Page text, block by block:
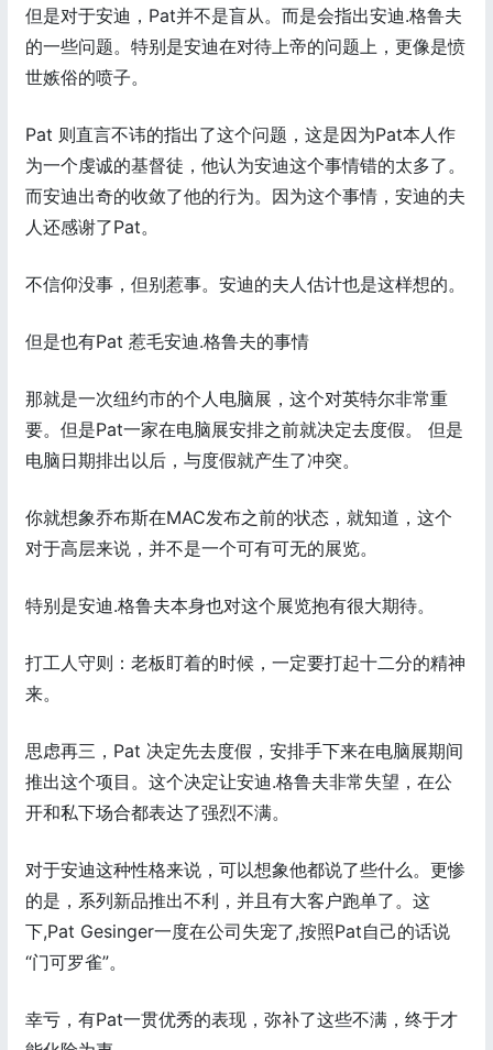
但是对于安迪，Pat并不是盲从。而是会指出安迪.格鲁夫
的一些问题。特别是安迪在对待上帝的问题上，更像是愤
世嫉俗的喷子。
Pat 则直言不讳的指出了这个问题，这是因为Pat本人作
为一个虔诚的基督徒，他认为安迪这个事情错的太多了。
而安迪出奇的收敛了他的行为。因为这个事情，安迪的夫
人还感谢了Pat。
不信仰没事，但别惹事。安迪的夫人估计也是这样想的。
但是也有Pat 惹毛安迪.格鲁夫的事情
那就是一次纽约市的个人电脑展，这个对英特尔非常重
要。但是Pat一家在电脑展安排之前就决定去度假。 但是
电脑日期排出以后，与度假就产生了冲突。
你就想象乔布斯在MAC发布之前的状态，就知道，这个
对于高层来说，并不是一个可有可无的展览。
特别是安迪.格鲁夫本身也对这个展览抱有很大期待。
打工人守则：老板盯着的时候，一定要打起十二分的精神
来。
思虑再三，Pat 决定先去度假，安排手下来在电脑展期间
推出这个项目。这个决定让安迪.格鲁夫非常失望，在公
开和私下场合都表达了强烈不满。
对于安迪这种性格来说，可以想象他都说了些什么。更惨
的是，系列新品推出不利，并且有大客户跑单了。这
下,Pat Gesinger一度在公司失宠了,按照Pat自己的话说
“门可罗雀”。
幸亏，有Pat一贯优秀的表现，弥补了这些不满，终于才